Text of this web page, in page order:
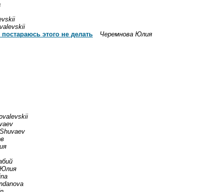
этого не делать
Черемнова Юлия